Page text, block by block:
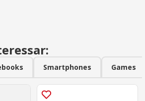
Smartphones Games